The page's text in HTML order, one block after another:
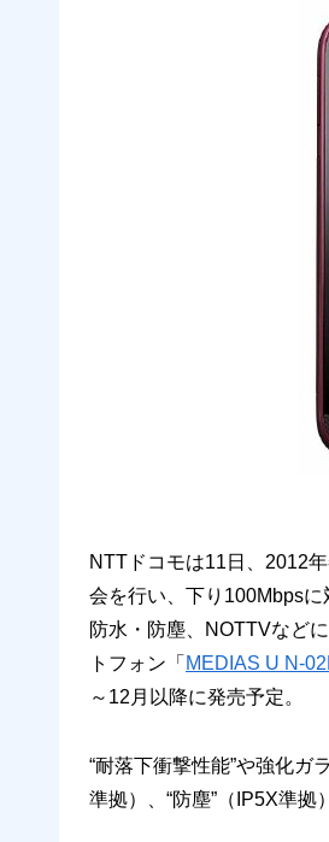
NTTドコモは11日、2012
会を行い、下り100Mbpsに
防水・防塵、NOTTVなど
トフォン「 MEDIAS U N-
～12月以降に発売予定。
“耐落下衝撃性能”や強化ガ
準拠）、“防塵”（IP5X準拠